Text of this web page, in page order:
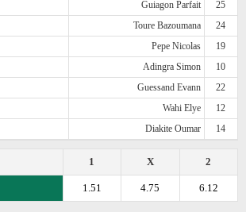
Guiagon Parfait
25
Toure Bazoumana
24
Pepe Nicolas
19
Adingra Simon
10
Guessand Evann
22
Wahi Elye
12
Diakite Oumar 14
2
X
1
6.12
4.75
1.51